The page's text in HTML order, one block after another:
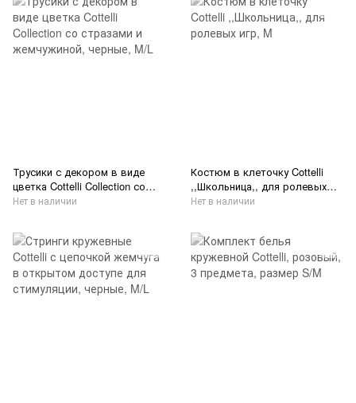
Трусики с декором в виде
цветка Cottelli Collection со
стразами и жемчужиной,
Нет в наличии
Костюм в клеточку Cottelli
,,Школьница,, для ролевых
игр, M
Нет в наличии